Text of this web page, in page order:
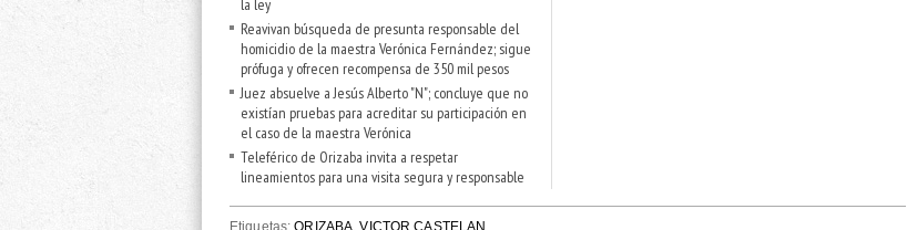
Reavivan búsqueda de presunta responsable del
homicidio de la maestra Verónica Fernández; sigue
prófuga y ofrecen recompensa de 350 mil pesos
Juez absuelve a Jesús Alberto "N"; concluye que no
existían pruebas para acreditar su participación en
el caso de la maestra Verónica
Teleférico de Orizaba invita a respetar
lineamientos para una visita segura y responsable
Etiquetas:ORIZABA ,VICTOR CASTELAN